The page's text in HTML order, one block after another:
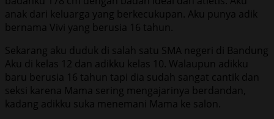
anak dari keluarga yang berkecukupan. Aku punya adik
bernama Vivi yang berusia 16 tahun.
Sekarang aku duduk di salah satu SMA negeri di Bandung
Aku di kelas 12 dan adikku kelas 10. Walaupun adikku
baru berusia 16 tahun tapi dia sudah sangat cantik dan
seksi karena Mama sering mengajarinya berdandan,
kadang adikku suka menemani Mama ke salon.